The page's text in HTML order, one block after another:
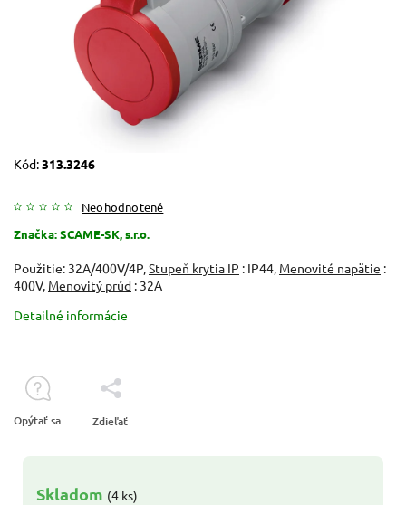
Kód:313.3246
Neohodnotené
Značka:SCAME-SK, s.r.o.
Skladom (4 ks)
Použitie: 32A/400V/4P, Stupeň krytia IP : IP44, Menovité napätie :
400V, Menovitý prúd : 32A
Detailné informácie
Opýtať sa Zdieľať